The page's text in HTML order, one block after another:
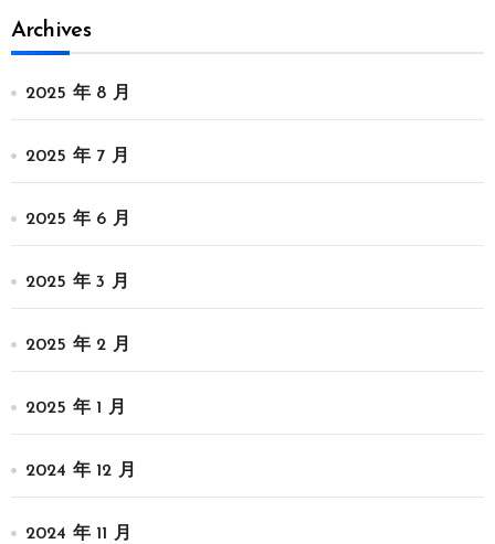
Archives
2025 年 8 月
2025 年 7 月
2025 年 6 月
2025 年 3 月
2025 年 2 月
2025 年 1 月
2024 年 12 月
2024 年 11 月